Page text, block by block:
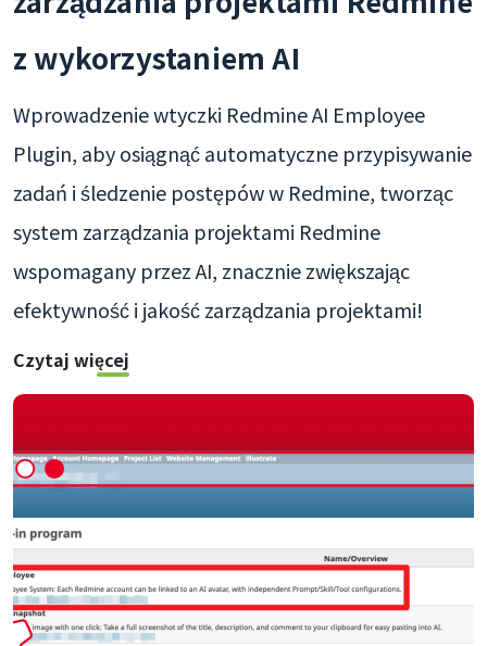
z wykorzystaniem AI
Wprowadzenie wtyczki Redmine AI Employee
Plugin, aby osiągnąć automatyczne przypisywanie
zadań i śledzenie postępów w Redmine, tworząc
system zarządzania projektami Redmine
wspomagany przez AI, znacznie zwiększając
efektywność i jakość zarządzania projektami!
Czytaj więcej